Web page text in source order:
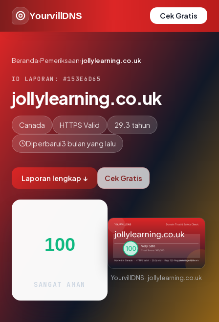
YourvillDNS Cek Gratis
Beranda›Pemeriksaan›jollylearning.co.uk
ID LAPORAN: #153E6D65
jollylearning.co.uk
Canada HTTPS Valid 29.3 tahun
Diperbarui3 bulan yang lalu
Laporan lengkap ↓ Cek Gratis
100
SANGAT AMAN
YourvillDNS · jollylearning.co.uk